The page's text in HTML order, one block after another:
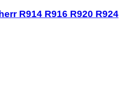
R914 R916 R920 R924